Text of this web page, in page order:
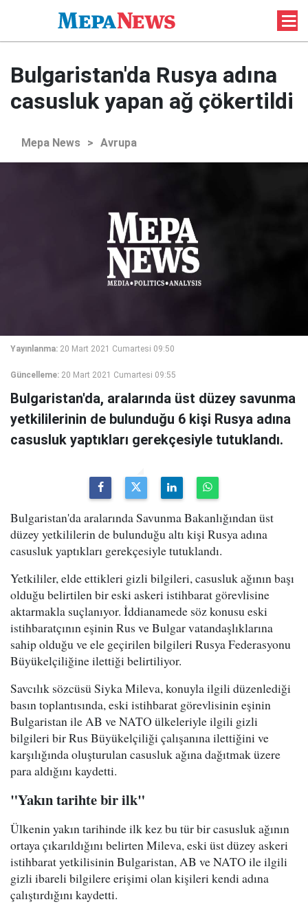
Bulgaristan'da Rusya adına
casusluk yapan ağ çökertildi
Mepa News > Avrupa
Yayınlanma: 20 Mart 2021 Cumartesi 09:50
Güncelleme: 20 Mart 2021 Cumartesi 09:55
Bulgaristan'da, aralarında üst düzey savunma
yetkililerinin de bulunduğu 6 kişi Rusya adına
casusluk yaptıkları gerekçesiyle tutuklandı.
Bulgaristan'da aralarında Savunma Bakanlığından üst
düzey yetkililerin de bulunduğu altı kişi Rusya adına
casusluk yaptıkları gerekçesiyle tutuklandı.
Yetkililer, elde ettikleri gizli bilgileri, casusluk ağının başı
olduğu belirtilen bir eski askeri istihbarat görevlisine
aktarmakla suçlanıyor. İddianamede söz konusu eski
istihbaratçının eşinin Rus ve Bulgar vatandaşlıklarına
sahip olduğu ve ele geçirilen bilgileri Rusya Federasyonu
Büyükelçiliğine ilettiği belirtiliyor.
Savcılık sözcüsü Siyka Mileva, konuyla ilgili düzenlediği
basın toplantısında, eski istihbarat görevlisinin eşinin
Bulgaristan ile AB ve NATO ülkeleriyle ilgili gizli
bilgileri bir Rus Büyükelçiliği çalışanına ilettiğini ve
karşılığında oluşturulan casusluk ağına dağıtmak üzere
para aldığını kaydetti.
"Yakın tarihte bir ilk"
Ülkenin yakın tarihinde ilk kez bu tür bir casusluk ağının
ortaya çıkarıldığını belirten Mileva, eski üst düzey askeri
istihbarat yetkilisinin Bulgaristan, AB ve NATO ile ilgili
gizli ibareli bilgilere erişimi olan kişileri kendi adına
çalıştırdığını kaydetti.